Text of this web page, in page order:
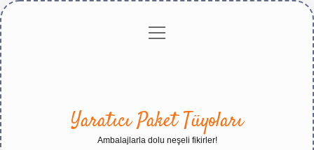
Gizlilikmenüyü
Yaratıcı Paket Tüyoları
Ambalajlarla dolu neşeli fikirler!